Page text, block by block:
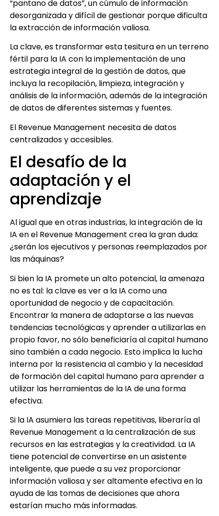
“pantano de datos”, un cúmulo de información
desorganizada y difícil de gestionar porque dificulta
la extracción de información valiosa.
La clave, es transformar esta tesitura en un terreno
fértil para la IA con la implementación de una
estrategia integral de la gestión de datos, que
incluya la recopilación, limpieza, integración y
análisis de la información, además de la integración
de datos de diferentes sistemas y fuentes.
El Revenue Management necesita de datos
centralizados y accesibles.
El desafío de la
adaptación y el
aprendizaje
Al igual que en otras industrias, la integración de la
IA en el Revenue Management crea la gran duda:
¿serán los ejecutivos y personas reemplazados por
las máquinas?
Si bien la IA promete un alto potencial, la amenaza
no es tal: la clave es ver a la IA como una
oportunidad de negocio y de capacitación.
Encontrar la manera de adaptarse a las nuevas
tendencias tecnológicas y aprender a utilizarlas en
propio favor, no sólo beneficiaría al capital humano
sino también a cada negocio. Esto implica la lucha
interna por la resistencia al cambio y la necesidad
de formación del capital humano para aprender a
utilizar las herramientas de la IA de una forma
efectiva.
Si la IA asumiera las tareas repetitivas, liberaría al
Revenue Management a la centralización de sus
recursos en las estrategias y la creatividad. La IA
tiene potencial de convertirse en un asistente
inteligente, que puede a su vez proporcionar
información valiosa y ser altamente efectiva en la
ayuda de las tomas de decisiones que ahora
estarían mucho más informadas.